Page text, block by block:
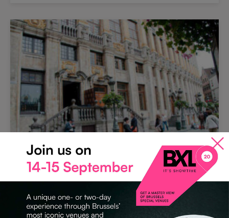
ERBE/KULTURGUT
House Grand-Place
1000 Bruxelles